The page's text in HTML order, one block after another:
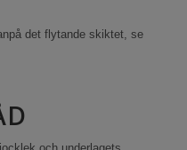
det flytande skiktet, se